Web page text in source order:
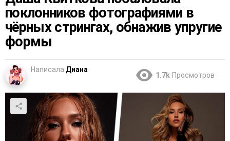
поклонников фотографиями в
чёрных стрингах, обнажив упругие
формы
Написала Диана
1.7k Просмотров